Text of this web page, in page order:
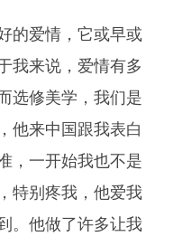
的爱情，它或早或
我来说，爱情有多
选修美学，我们是
他来中国跟我表白
，一开始我也不是
特别疼我，他爱我
。他做了许多让我